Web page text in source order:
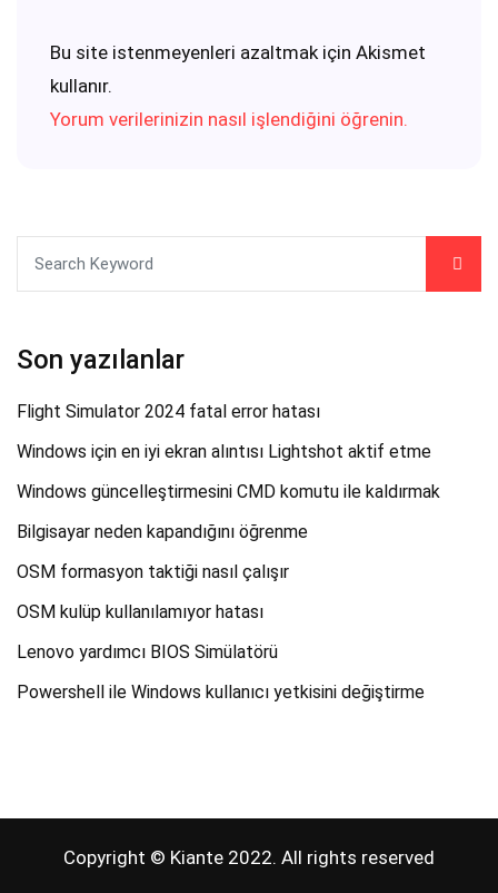
Bu site istenmeyenleri azaltmak için Akismet
kullanır.
Yorum verilerinizin nasıl işlendiğini öğrenin.
Son yazılanlar
Flight Simulator 2024 fatal error hatası
Windows için en iyi ekran alıntısı Lightshot aktif etme
Windows güncelleştirmesini CMD komutu ile kaldırmak
Bilgisayar neden kapandığını öğrenme
OSM formasyon taktiği nasıl çalışır
OSM kulüp kullanılamıyor hatası
Lenovo yardımcı BIOS Simülatörü
Powershell ile Windows kullanıcı yetkisini değiştirme
Copyright © Kiante 2022. All rights reserved